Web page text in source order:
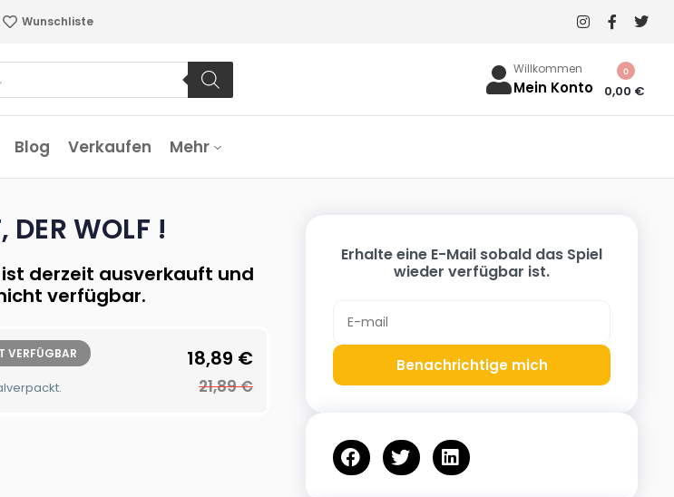
Wunschliste
Willkommen
Mein Konto 0,00 €
0
Blog Verkaufen Mehr
DER WOLF !
ist derzeit ausverkauft und
verfügbar.
VERFÜGBAR 18,89 €
21,89€
Erhalte eine E-Mail sobald das Spiel
wieder verfügbar ist.
Benachrichtige mich